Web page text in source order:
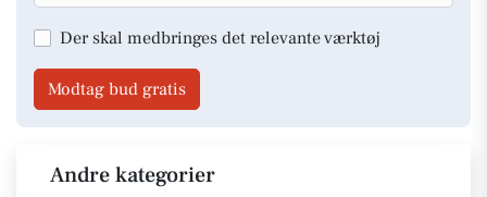
Der skal medbringes det relevante værktøj
Modtag bud gratis
Andre kategorier